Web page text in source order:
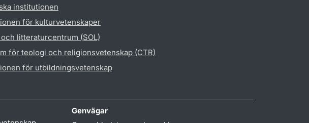
institutionen
för kulturvetenskaper
litteraturcentrum (SOL)
för teologi och religionsvetenskap (CTR)
för utbildningsvetenskap
Genvägar